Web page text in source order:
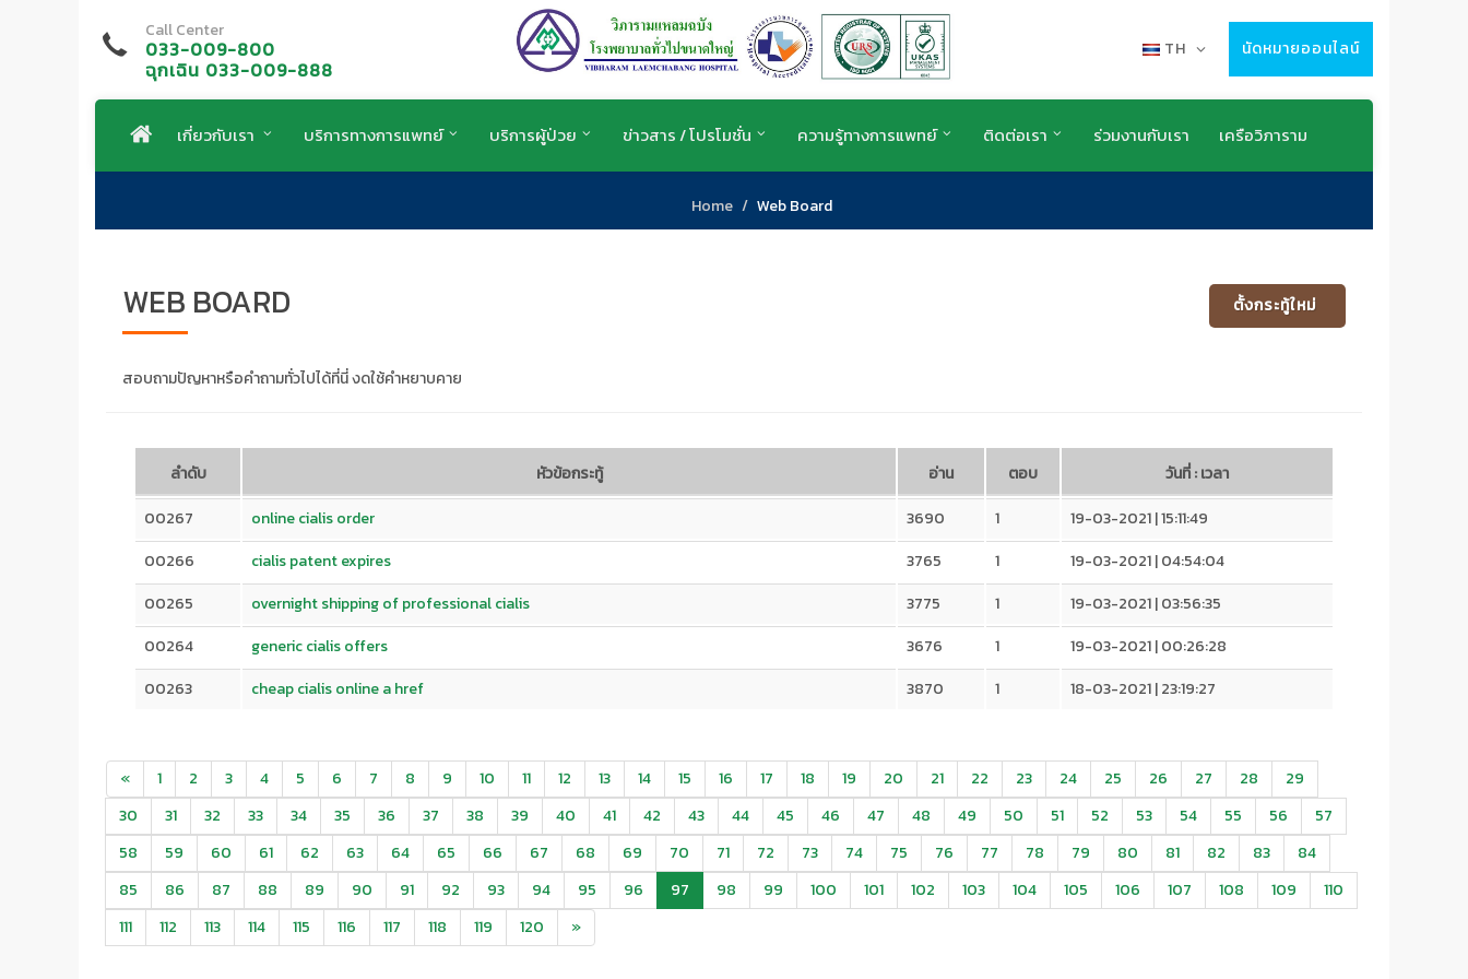
Call Center
033-009-800
ฉุกเฉิน 033-009-888
TH นัดหมายออนไลน์
เกี่ยวกับเรา บริการทางการแพทย์ บริการผู้ป่วย ข่าวสาร / โปรโมชั่น ความรู้ทางการแพทย์ ติดต่อเรา ร่วมงานกับเรา เครือวิภาราม
Home Web Board
WEB BOARD
สอบถามปัญหาหรือคำถามทั่วไปได้ที่นี่ งดใช้คำหยาบคาย
ตั้งกระทู้ใหม่
ลำดับ หัวข้อกระทู้ อ่าน ตอบ
วันที่ : เวลา
00267
online cialis order 3690 1
19-03-2021 | 15:11:49
00266
cialis patent expires 3765 1
19-03-2021 | 04:54:04
00265
overnight shipping of professional cialis 3775 1
19-03-2021 | 03:56:35
00264
generic cialis offers 3676 1
19-03-2021 | 00:26:28
00263
cheap cialis online a href 3870 1 18-03-2021 | 23:19:27
« 1 2 3 4 5 6 7 8 9 10 11 12 13 14 15 16 17 18 19 20 21 22 23 24 25 26 27 28
29
30
31 32 33 34 35 36 37 38 39 40 41 42 43 44 45 46 47 48 49 50 51 52 53 54 55 56
57
58
59 60 61 62 63 64 65 66 67 68 69 70 71 72 73 74 75 76 77 78 79 80 81 82 83
84
85
86 87 88 89 90 91 92 93 94 95 96 97 98 99 100 101 102 103 104 105 106 107 108 109
110
111
112 113 114 115 116 117 118 119 120 »